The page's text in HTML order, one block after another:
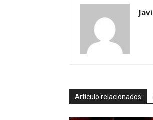
Artículo relacionados